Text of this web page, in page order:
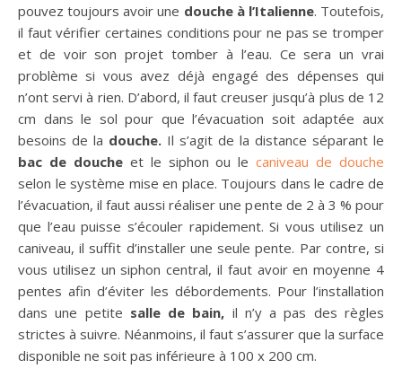
pouvez toujours avoir une douche à l’Italienne. Toutefois,
il faut vérifier certaines conditions pour ne pas se tromper
et de voir son projet tomber à l’eau. Ce sera un vrai
problème si vous avez déjà engagé des dépenses qui
n’ont servi à rien. D’abord, il faut creuser jusqu’à plus de 12
cm dans le sol pour que l’évacuation soit adaptée aux
besoins de la douche. Il s’agit de la distance séparant le
bac de douche et le siphon ou lecaniveau de douche
selon le système mise en place. Toujours dans le cadre de
l’évacuation, il faut aussi réaliser une pente de 2 à 3 % pour
que l’eau puisse s’écouler rapidement. Si vous utilisez un
caniveau, il suffit d’installer une seule pente. Par contre, si
vous utilisez un siphon central, il faut avoir en moyenne 4
pentes afin d’éviter les débordements. Pour l’installation
dans une petite salle de bain, il n’y a pas des règles
strictes à suivre. Néanmoins, il faut s’assurer que la surface
disponible ne soit pas inférieure à 100 x 200 cm.